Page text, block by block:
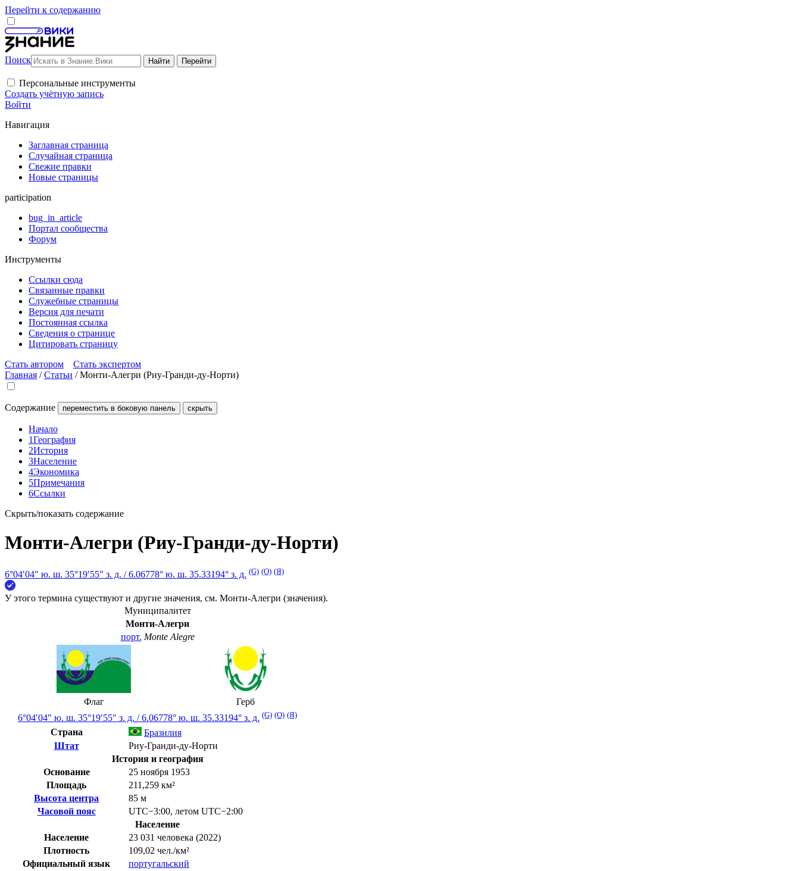
Перейти к содержанию
Поиск
Персональные инструменты
Создать учётную запись
Войти
Навигация
Заглавная страница
Случайная страница
Свежие правки
Новые страницы
participation
bug_in_article
Портал сообщества
Форум
Инструменты
Ссылки сюда
Связанные правки
Служебные страницы
Версия для печати
Постоянная ссылка
Сведения о странице
Цитировать страницу
Стать автором
Стать экспертом
Главная /Статьи /Монти-Алегри (Риу-Гранди-ду-Норти)
Содержание переместить в боковую панель скрыть
Начало
1География
2История
3Население
4Экономика
5Примечания
6Ссылки
Скрыть/показать содержание
Монти-Алегри (Риу-Гранди-ду-Норти)
6°04′04″ ю. ш. 35°19′55″ з. д. /6.06778° ю. ш. 35.33194° з. д. (G) (O) (Я)
У этого термина существуют и другие значения, см. Монти-Алегри (значения).
Муниципалитет
Монти-Алегри
порт. Monte Alegre
Флаг
Герб
6°04′04″ ю. ш. 35°19′55″ з. д. /6.06778° ю. ш. 35.33194° з. д. (G) (O) (Я)
Страна
Бразилия
Штат
Риу-Гранди-ду-Норти
История и география
Основание
25 ноября 1953
Площадь
211,259 км²
Высота центра
85 м
Часовой пояс
UTC−3:00, летом UTC−2:00
Население
Население
23 031 человека (2022)
Плотность
109,02 чел./км²
Официальный язык
португальский